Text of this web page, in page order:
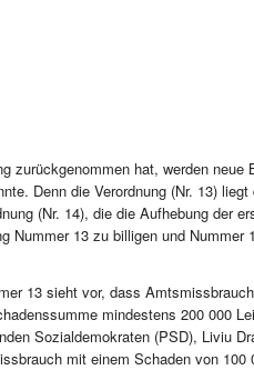
zurückgenommen hat, werden neue
Denn die Verordnung (Nr. 13)
(Nr. 14), die die Aufhebung der
Nummer 13 zu billigen und Nummer
13 sieht vor, dass
mindestens 200 000
Sozialdemokraten (PSD), Liviu
mit einem Schaden von 100